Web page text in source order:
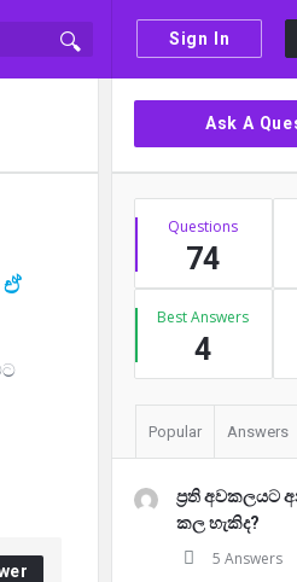
Sign In
ඒ
Ask A
Questions
74
Best Answers
4
Popular Answers
ප්‍රති අවකලයට
කල හැකිද?
5 Answers